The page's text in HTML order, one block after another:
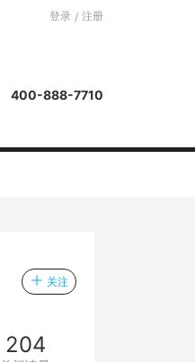
登录 / 注册
400-888-7710
关注
204